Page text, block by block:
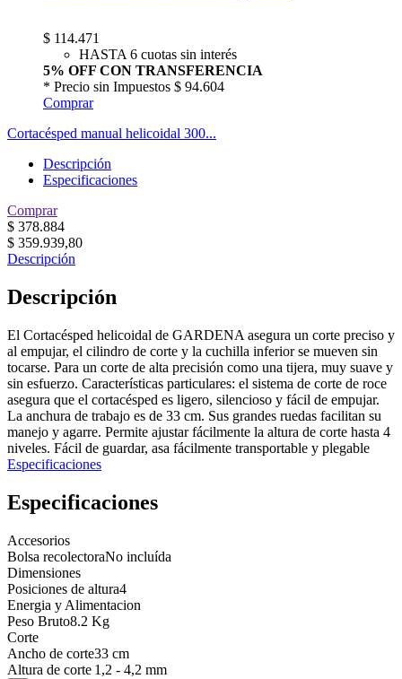
$ 114.471
HASTA 6 cuotas sin interés
5% OFF CON TRANSFERENCIA
* Precio sin Impuestos $ 94.604
Comprar
Cortacésped manual helicoidal 300...
Descripción
Especificaciones
Comprar
$ 378.884
$ 359.939,80
Descripción
Descripción
El Cortacésped helicoidal de GARDENA asegura un corte preciso y
al empujar, el cilindro de corte y la cuchilla inferior se mueven sin
tocarse. Para un corte de alta precisión como una tijera, muy suave y
sin esfuerzo. Características particulares: el sistema de corte de roce
asegura que el cortacésped es ligero, silencioso y fácil de empujar.
La anchura de trabajo es de 33 cm. Sus grandes ruedas facilitan su
manejo y agarre. Permite ajustar fácilmente la altura de corte hasta 4
niveles. Fácil de guardar, asa fácilmente transportable y plegable
Especificaciones
Especificaciones
Accesorios
Bolsa recolectoraNo incluída
Dimensiones
Posiciones de altura4
Energia y Alimentacion
Peso Bruto8.2 Kg
Corte
Ancho de corte33 cm
Altura de corte 1,2 - 4,2 mm